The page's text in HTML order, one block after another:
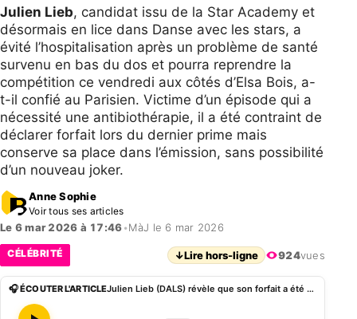
Julien Lieb, candidat issu de la Star Academy et
désormais en lice dans Danse avec les stars, a
évité l’hospitalisation après un problème de santé
survenu en bas du dos et pourra reprendre la
compétition ce vendredi aux côtés d’Elsa Bois, a-
t-il confié au Parisien. Victime d’un épisode qui a
nécessité une antibiothérapie, il a été contraint de
déclarer forfait lors du dernier prime mais
conserve sa place dans l’émission, sans possibilité
d’un nouveau joker.
Anne Sophie
Voir tous ses articles
Le 6 mar 2026 à 17:46•MàJ le 6 mar 2026
CÉLÉBRITÉ ↓Lire hors-ligne 924vues
🎧 ÉCOUTER L'ARTICLE Julien Lieb (DALS) révèle que son forfait a été traité aux antibiotiques